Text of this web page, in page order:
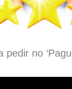
pedir no